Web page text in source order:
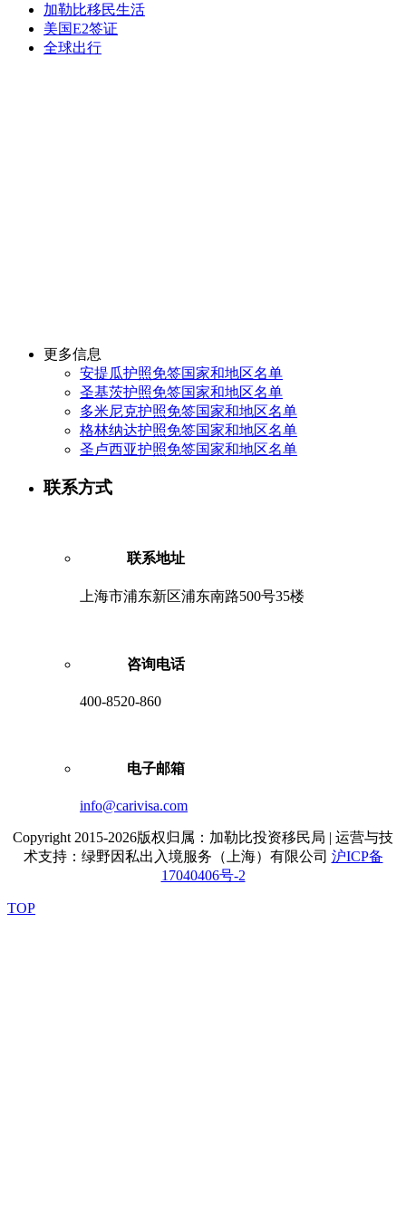
加勒比移民生活
美国E2签证
全球出行
更多信息
安提瓜护照免签国家和地区名单
圣基茨护照免签国家和地区名单
多米尼克护照免签国家和地区名单
格林纳达护照免签国家和地区名单
圣卢西亚护照免签国家和地区名单
联系方式
联系地址
上海市浦东新区浦东南路500号35楼
咨询电话
400-8520-860
电子邮箱
info@carivisa.com
Copyright 2015-2026版权归属：加勒比投资移民局 | 运营与技
术支持：绿野因私出入境服务（上海）有限公司 沪ICP备
17040406号-2
TOP